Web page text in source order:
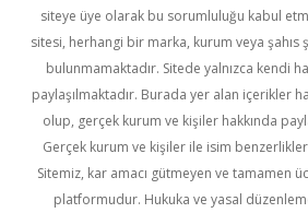
siteye üye olarak bu sorumluluğu kabul
sitesi, herhangi bir marka, kurum veya şahıs
bulunmamaktadır. Sitede yalnızca kendi
paylaşılmaktadır. Burada yer alan içerikler
olup, gerçek kurum ve kişiler hakkında
Gerçek kurum ve kişiler ile isim
Sitemiz, kar amacı gütmeyen ve tamamen
platformudur. Hukuka ve yasal